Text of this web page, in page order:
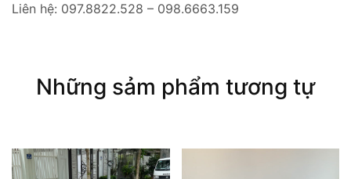
Liên hệ: 097.8822.528 – 098.6663.159
Những sảm phẩm tương tự